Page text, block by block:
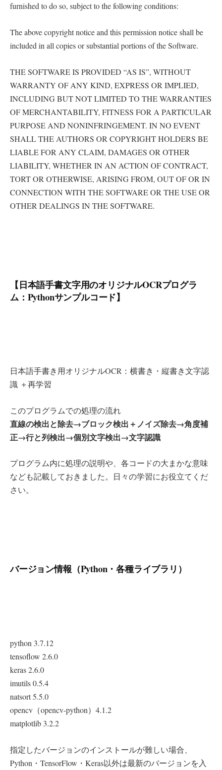
furnished to do so, subject to the following conditions:
The above copyright notice and this permission notice shall be
included in all copies or substantial portions of the Software.
THE SOFTWARE IS PROVIDED “AS IS”, WITHOUT
WARRANTY OF ANY KIND, EXPRESS OR IMPLIED,
INCLUDING BUT NOT LIMITED TO THE WARRANTIES
OF MERCHANTABILITY, FITNESS FOR A PARTICULAR
PURPOSE AND NONINFRINGEMENT. IN NO EVENT
SHALL THE AUTHORS OR COPYRIGHT HOLDERS BE
LIABLE FOR ANY CLAIM, DAMAGES OR OTHER
LIABILITY, WHETHER IN AN ACTION OF CONTRACT,
TORT OR OTHERWISE, ARISING FROM, OUT OF OR IN
CONNECTION WITH THE SOFTWARE OR THE USE OR
OTHER DEALINGS IN THE SOFTWARE.
【日本語手書文字用のオリジナルOCRプログラ
ム：Pythonサンプルコード】
日本語手書き用オリジナルOCR：横書き・縦書き文字認
識 ＋再学習
このプログラムでの処理の流れ
直線の検出と除去→ブロック検出＋ノイズ除去→角度補
正→行と列検出→個別文字検出→文字認識
プログラム内に処理の説明や、各コードの大まかな意味
なども記載しておきました。日々の学習にお役立てくだ
さい。
バージョン情報（Python・各種ライブラリ）
python 3.7.12
tensoflow 2.6.0
keras 2.6.0
imutils 0.5.4
natsort 5.5.0
opencv（opencv-python）4.1.2
matplotlib 3.2.2
指定したバージョンのインストールが難しい場合、
Python・TensorFlow・Keras以外は最新のバージョンを入